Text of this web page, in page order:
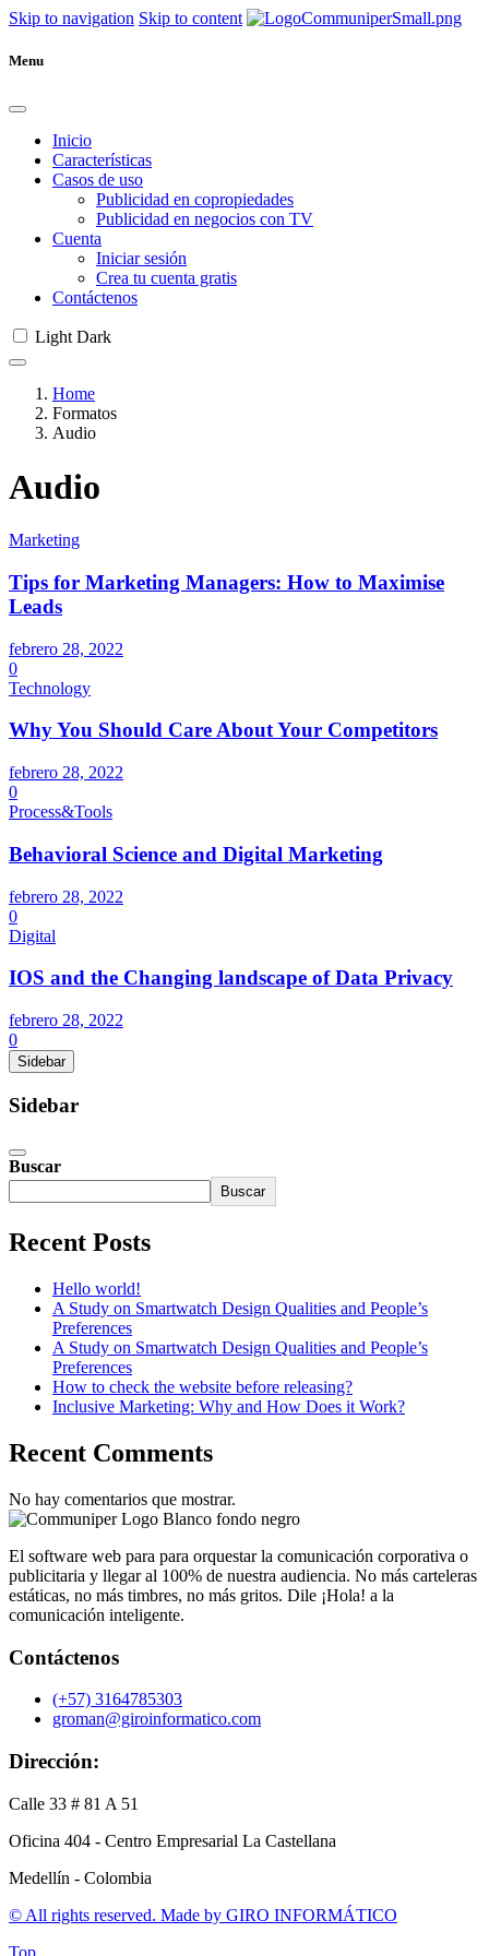
Skip to navigation Skip to content
Menu
Inicio
Características
Casos de uso
Publicidad en copropiedades
Publicidad en negocios con TV
Cuenta
Iniciar sesión
Crea tu cuenta gratis
Contáctenos
Light Dark
Home
Formatos
Audio
Audio
Marketing
Tips for Marketing Managers: How to Maximise
Leads
febrero 28, 2022
0
Technology
Why You Should Care About Your Competitors
febrero 28, 2022
0
Process&Tools
Behavioral Science and Digital Marketing
febrero 28, 2022
0
Digital
IOS and the Changing landscape of Data Privacy
febrero 28, 2022
0
Sidebar
Sidebar
Buscar
Buscar
Recent Posts
Hello world!
A Study on Smartwatch Design Qualities and People’s
Preferences
A Study on Smartwatch Design Qualities and People’s
Preferences
How to check the website before releasing?
Inclusive Marketing: Why and How Does it Work?
Recent Comments
No hay comentarios que mostrar.
El software web para para orquestar la comunicación corporativa o
publicitaria y llegar al 100% de nuestra audiencia. No más carteleras
estáticas, no más timbres, no más gritos. Dile ¡Hola! a la
comunicación inteligente.
Contáctenos
(+57) 3164785303
groman@giroinformatico.com
Dirección:
Calle 33 # 81 A 51
Oficina 404 - Centro Empresarial La Castellana
Medellín - Colombia
© All rights reserved. Made by GIRO INFORMÁTICO
Top